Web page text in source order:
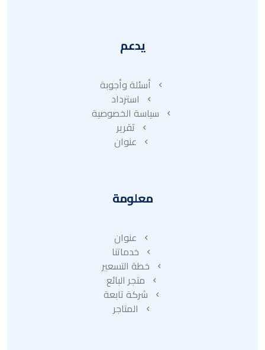
يدعم
أسئلة وأجوبة
استرداد
سياسة الخصوصية
تقرير
عنوان
معلومة
عنوان
خدماتنا
خطة التسعير
متجر البائع
شركة تابعة
المتاجر